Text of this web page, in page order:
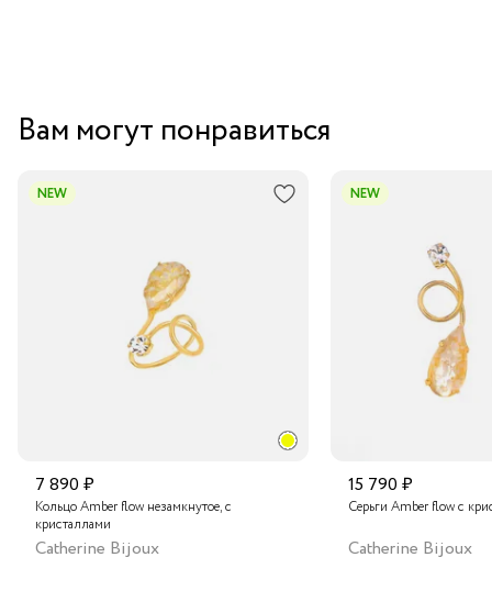
Вам могут понравиться
NEW
7 890 ₽
Кольцо Amber flow незамкнутое, с
кристаллами
Catherine Bijoux
NEW
15 790 ₽
Серьги Amber flow с
Catherine Bijoux